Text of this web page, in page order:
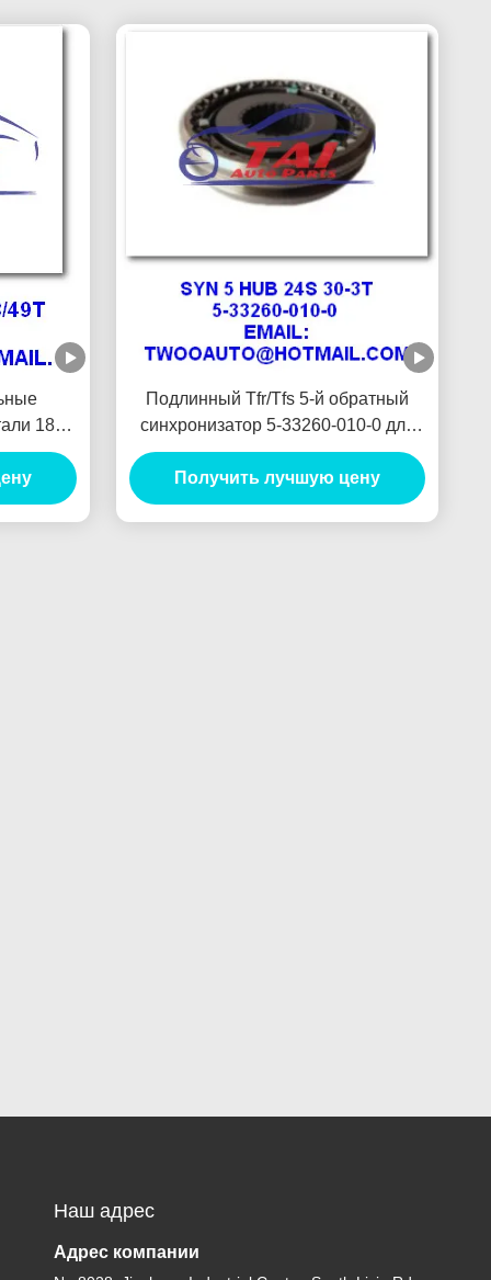
18s /
Подлинный Tfr/Tfs 5-й обратный
синхронизатор 5-33260-010-0 для
пикапа Isuzu 4ja1
Получить лучшую цену
Наш адрес
Адрес компании